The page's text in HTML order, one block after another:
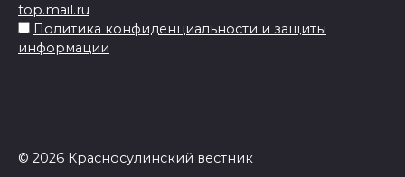
top.mail.ru
Политика конфиденциальности и защиты
информации
© 2026 Красносулинский вестник